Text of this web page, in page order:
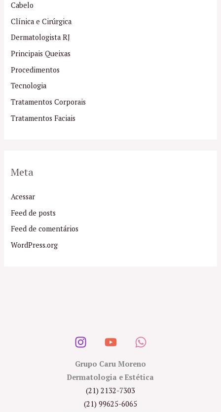
Cabelo
Clínica e Cirúrgica
Dermatologista RJ
Principais Queixas
Procedimentos
Tecnologia
Tratamentos Corporais
Tratamentos Faciais
Meta
Acessar
Feed de posts
Feed de comentários
WordPress.org
Grupo Caru Moreno
Dermatologia e Estética
(21) 2132-7303
(21) 99625-6065